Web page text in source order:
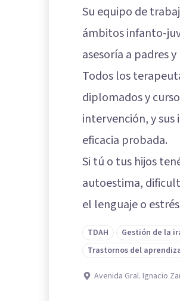
Su equipo de
ámbitos infanto-
asesoría a padres
Todos los
diplomados y
intervención, y
eficacia probada.
Si tú o tus hijos
autoestima,
el lenguaje o
TDAH Gestión de la
Trastornos del
Avenida Gral. Ignacio